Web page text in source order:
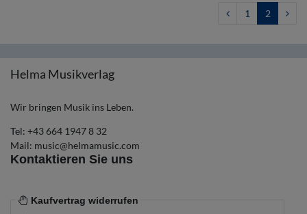
1 2
Helma Musikverlag
Wir bringen Musik ins Leben.
Tel: +43 664 1947 8 32
Mail: music@helmamusic.com
Kontaktieren Sie uns
Kaufvertrag widerrufen